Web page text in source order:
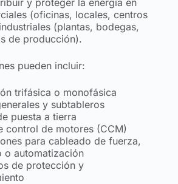
(oficinas, locales, centros
(plantas, bodegas,
de producción).
pueden incluir:
trifásica o monofásica
y subtableros
puesta a tierra
control de motores (CCM)
para cableado de fuerza,
o automatización
de protección y